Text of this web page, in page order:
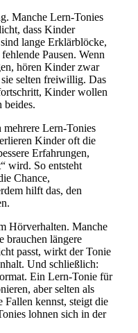
Manche Lern-Tonies
dass Kinder
lange Erklärblöcke,
Pausen. Wenn
hören Kinder zwar
selten freiwillig. Das
Kinder wollen
beides.
Lern-Tonies
Kinder oft die
Erfahrungen,
wird. So entsteht
Chance,
hilft das, den
Hörverhalten. Manche
brauchen längere
passt, wirkt der Tonie
Und schließlich:
Ein Lern-Tonie für
aber selten als
Fallen kennst, steigt die
lohnen sich in der